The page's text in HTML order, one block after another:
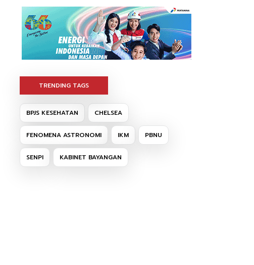
TRENDING TAGS
BPJS KESEHATAN CHELSEA
FENOMENA ASTRONOMI IKM PBNU
SENPI KABINET BAYANGAN